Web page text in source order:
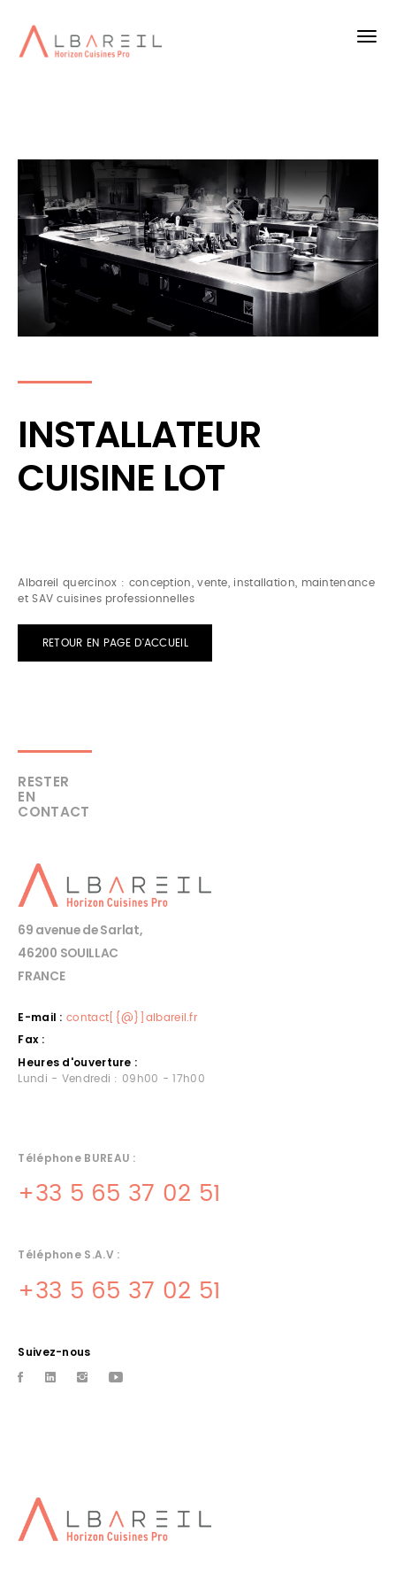
INSTALLATEUR
CUISINE LOT
Albareil quercinox : conception, vente, installation, maintenance
et SAV cuisines professionnelles
RETOUR EN PAGE D'ACCUEIL
RESTER
EN
CONTACT
69 avenue de Sarlat,
46200 SOUILLAC
FRANCE
E-mail : contact[{@}]albareil.fr
Fax :
Heures d'ouverture :
Lundi - Vendredi : 09h00 - 17h00
Téléphone BUREAU :
+33 5 65 37 02 51
Téléphone S.A.V :
+33 5 65 37 02 51
Suivez-nous
INSTALLATEUR CUISINE SOUILLAC
Conception, vente, installation, maintenance et SAV cuisines